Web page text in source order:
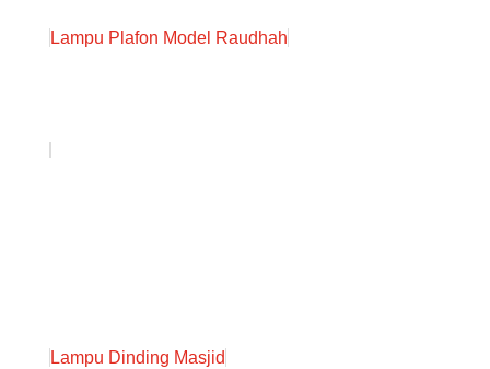
Lampu Plafon Model Raudhah
Lampu Dinding Masjid